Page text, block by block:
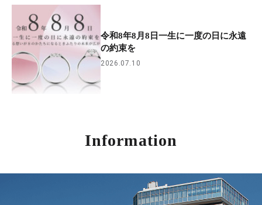
令和8年8月8日一生に一度の日に永遠
の約束を
2026.07.10
Information